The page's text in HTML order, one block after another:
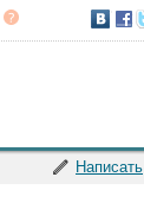
Написать